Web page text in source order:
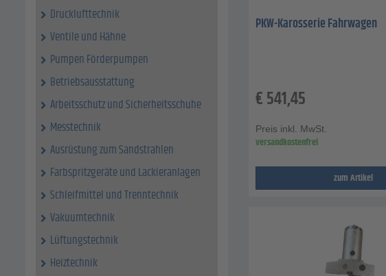
Drucklufttechnik
Ventile und Hähne
Pumpen Förderpumpen
Betriebsausstattung
Arbeitsschutz und Sicherheitsschuhe
Messtechnik
Ausrüstung zum Sandstrahlen
Farbspritzgeräte und Lackieranlagen
Schleifmittel und Trenntechnik
Vakuumtechnik
Lüftungstechnik
Heiztechnik
PKW-Karosserie Fahrwagen
€541,45
Preis inkl. MwSt.
versandkostenfrei
zum Artikel